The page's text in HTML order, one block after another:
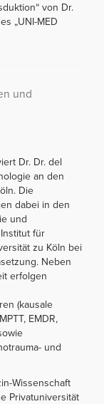
von Dr.
„UNI-MED
und
Dr. Dr. del
an den
Die
dabei in den
und
für
zu Köln bei
Neben
erfolgen
(kausale
EMDR,
und
Wissenschaft
Privatuniversität